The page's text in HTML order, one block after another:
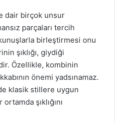
dair birçok unsur
parçaları tercih
birleştirmesi onu
şıklığı, giydiği
Özellikle, kombinin
önemi yadsınamaz.
klasik stillere uygun
şıklığını